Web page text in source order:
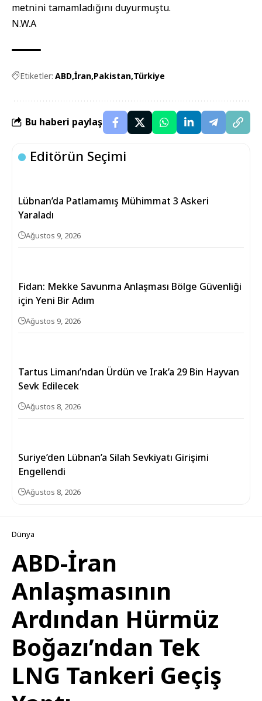
metnini tamamladığını duyurmuştu.
N.W.A
Etiketler: ABD İran Pakistan Türkiye
Bu haberi paylaş
Editörün Seçimi
Lübnan’da Patlamamış Mühimmat 3 Askeri
Yaraladı
Ağustos 9, 2026
Fidan: Mekke Savunma Anlaşması Bölge Güvenliği
için Yeni Bir Adım
Ağustos 9, 2026
Tartus Limanı’ndan Ürdün ve Irak’a 29 Bin Hayvan
Sevk Edilecek
Ağustos 8, 2026
Suriye’den Lübnan’a Silah Sevkiyatı Girişimi
Engellendi
Ağustos 8, 2026
Dünya
ABD-İran
Anlaşmasının
Ardından Hürmüz
Boğazı’ndan Tek
LNG Tankeri Geçiş